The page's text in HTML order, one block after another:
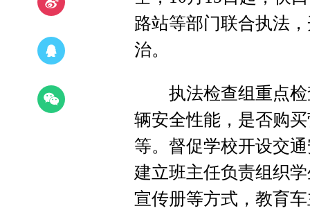
路站等部门联合执法
治。
执法检查组重点检
辆安全性能，是否购
等。督促学校开设交
建立班主任负责组织
宣传册等方式，教育